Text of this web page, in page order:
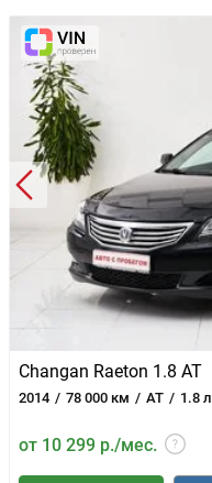
Changan Raeton 1.8 AT
2014 78 000 км AT 1.8 л
от 10 299 р./мес.